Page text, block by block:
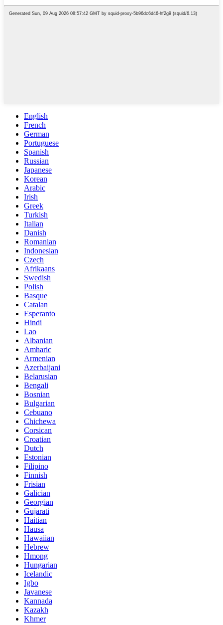
English
French
German
Portuguese
Spanish
Russian
Japanese
Korean
Arabic
Irish
Greek
Turkish
Italian
Danish
Romanian
Indonesian
Czech
Afrikaans
Swedish
Polish
Basque
Catalan
Esperanto
Hindi
Lao
Albanian
Amharic
Armenian
Azerbaijani
Belarusian
Bengali
Bosnian
Bulgarian
Cebuano
Chichewa
Corsican
Croatian
Dutch
Estonian
Filipino
Finnish
Frisian
Galician
Georgian
Gujarati
Haitian
Hausa
Hawaiian
Hebrew
Hmong
Hungarian
Icelandic
Igbo
Javanese
Kannada
Kazakh
Khmer